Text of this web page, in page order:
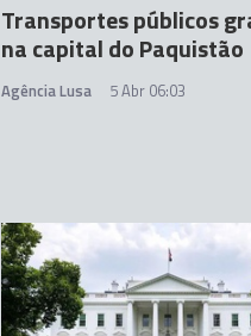
Transportes públicos
na capital do Paquistão
Agência Lusa 5 Abr 06:03